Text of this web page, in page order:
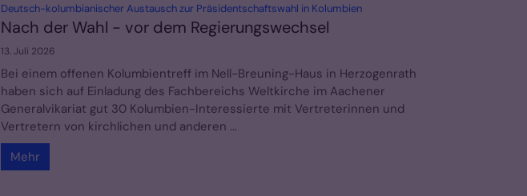
Deutsch-kolumbianischer Austausch zur Präsidentschaftswahl in Kolumbien:
Nach der Wahl - vor dem Regierungswechsel
13. Juli 2026
Bei einem offenen Kolumbientreff im Nell-Breuning-Haus in Herzogenrath
haben sich auf Einladung des Fachbereichs Weltkirche im Aachener
Generalvikariat gut 30 Kolumbien-Interessierte mit Vertreterinnen und
Vertretern von kirchlichen und anderen ...
Mehr